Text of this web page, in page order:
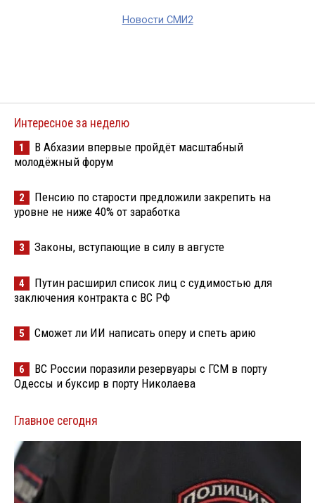
Новости СМИ2
Интересное за неделю
1
В Абхазии впервые пройдёт масштабный
молодёжный форум
2
Пенсию по старости предложили закрепить на
уровне не ниже 40% от заработка
3 Законы, вступающие в силу в августе
4
Путин расширил список лиц с судимостью для
заключения контракта с ВС РФ
5 Сможет ли ИИ написать оперу и спеть арию
6
ВС России поразили резервуары с ГСМ в порту
Одессы и буксир в порту Николаева
Главное сегодня